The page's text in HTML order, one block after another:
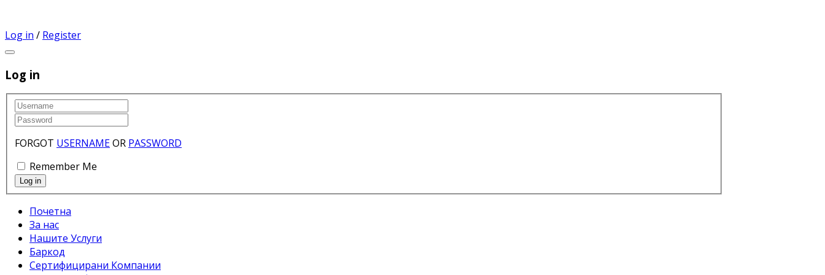
Log in / Register
Log in
FORGOT USERNAMEOR PASSWORD
Remember Me
Почетна
За нас
Нашите Услуги
Баркод
Сертифицирани Компании